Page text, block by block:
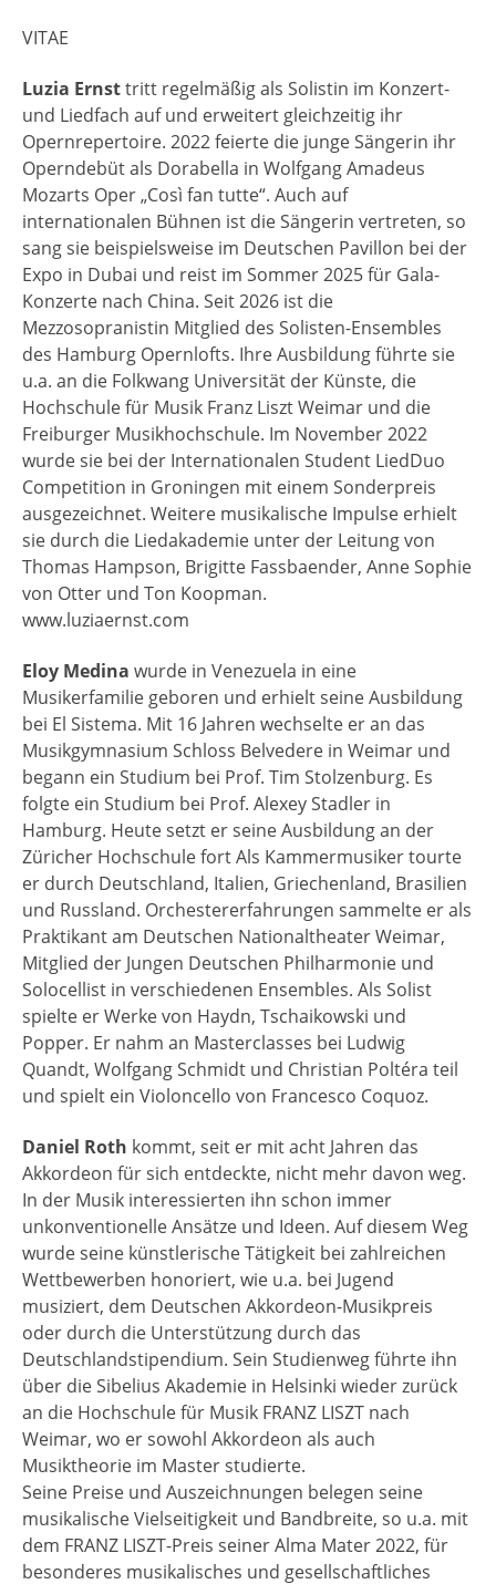
VITAE
Luzia Ernsttritt regelmäßig als Solistin im Konzert-
und Liedfach auf und erweitert gleichzeitig ihr
Opernrepertoire. 2022 feierte die junge Sängerin ihr
Operndebüt als Dorabella in Wolfgang Amadeus
Mozarts Oper „Così fan tutte“. Auch auf
internationalen Bühnen ist die Sängerin vertreten, so
sang sie beispielsweise im Deutschen Pavillon bei der
Expo in Dubai und reist im Sommer 2025 für Gala-
Konzerte nach China. Seit 2026 ist die
Mezzosopranistin Mitglied des Solisten-Ensembles
des Hamburg Opernlofts. Ihre Ausbildung führte sie
u.a. an die Folkwang Universität der Künste, die
Hochschule für Musik Franz Liszt Weimar und die
Freiburger Musikhochschule. Im November 2022
wurde sie bei der Internationalen Student LiedDuo
Competition in Groningen mit einem Sonderpreis
ausgezeichnet. Weitere musikalische Impulse erhielt
sie durch die Liedakademie unter der Leitung von
Thomas Hampson, Brigitte Fassbaender, Anne Sophie
von Otter und Ton Koopman.
www.luziaernst.com
Eloy Medina wurde in Venezuela in eine
Musikerfamilie geboren und erhielt seine Ausbildung
bei El Sistema. Mit 16 Jahren wechselte er an das
Musikgymnasium Schloss Belvedere in Weimar und
begann ein Studium bei Prof. Tim Stolzenburg. Es
folgte ein Studium bei Prof. Alexey Stadler in
Hamburg. Heute setzt er seine Ausbildung an der
Züricher Hochschule fort Als Kammermusiker tourte
er durch Deutschland, Italien, Griechenland, Brasilien
und Russland. Orchestererfahrungen sammelte er als
Praktikant am Deutschen Nationaltheater Weimar,
Mitglied der Jungen Deutschen Philharmonie und
Solocellist in verschiedenen Ensembles. Als Solist
spielte er Werke von Haydn, Tschaikowski und
Popper. Er nahm an Masterclasses bei Ludwig
Quandt, Wolfgang Schmidt und Christian Poltéra teil
und spielt ein Violoncello von Francesco Coquoz.
Daniel Roth kommt, seit er mit acht Jahren das
Akkordeon für sich entdeckte, nicht mehr davon weg.
In der Musik interessierten ihn schon immer
unkonventionelle Ansätze und Ideen. Auf diesem Weg
wurde seine künstlerische Tätigkeit bei zahlreichen
Wettbewerben honoriert, wie u.a. bei Jugend
musiziert, dem Deutschen Akkordeon-Musikpreis
oder durch die Unterstützung durch das
Deutschlandstipendium. Sein Studienweg führte ihn
über die Sibelius Akademie in Helsinki wieder zurück
an die Hochschule für Musik FRANZ LISZT nach
Weimar, wo er sowohl Akkordeon als auch
Musiktheorie im Master studierte.
Seine Preise und Auszeichnungen belegen seine
musikalische Vielseitigkeit und Bandbreite, so u.a. mit
dem FRANZ LISZT-Preis seiner Alma Mater 2022, für
besonderes musikalisches und gesellschaftliches